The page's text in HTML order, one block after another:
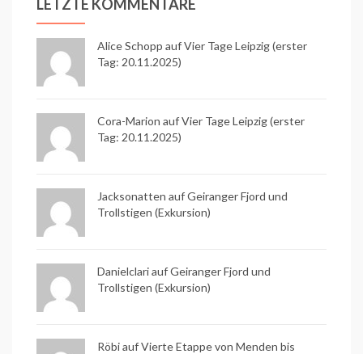
LETZTE KOMMENTARE
Alice Schopp aufVier Tage Leipzig (erster
Tag: 20.11.2025)
Cora-Marion aufVier Tage Leipzig (erster
Tag: 20.11.2025)
Jacksonatten aufGeiranger Fjord und
Trollstigen (Exkursion)
Danielclari aufGeiranger Fjord und
Trollstigen (Exkursion)
Röbi aufVierte Etappe von Menden bis